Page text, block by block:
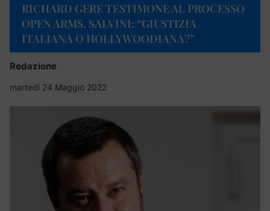
RICHARD GERE TESTIMONE AL PROCESSO
OPEN ARMS, SALVINI: “GIUSTIZIA
ITALIANA O HOLLYWOODIANA?”
Redazione
martedì 24 Maggio 2022